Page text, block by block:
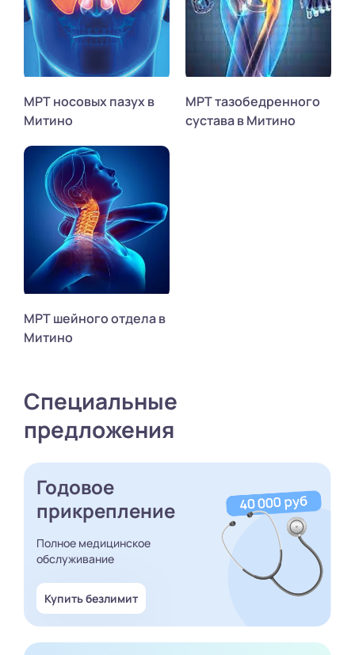
МРТ носовых пазух в
Митино
МРТ тазобедренного
сустава в Митино
МРТ шейного отдела в
Митино
Специальные
предложения
Годовое
прикрепление
Полное медицинское
обслуживание
Купить безлимит